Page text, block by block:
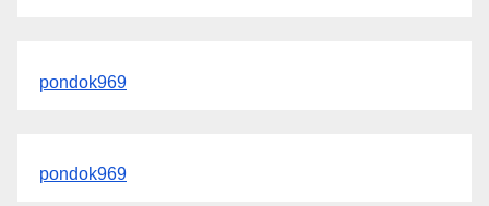
pondok969
pondok969